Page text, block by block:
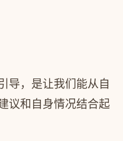
导，是让我们能从自
议和自身情况结合起